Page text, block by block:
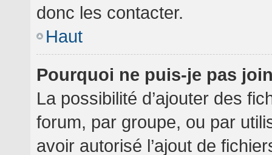
donc les contacter.
Haut
Pourquoi ne puis-je pas
La possibilité d’ajouter des
forum, par groupe, ou par
avoir autorisé l’ajout de